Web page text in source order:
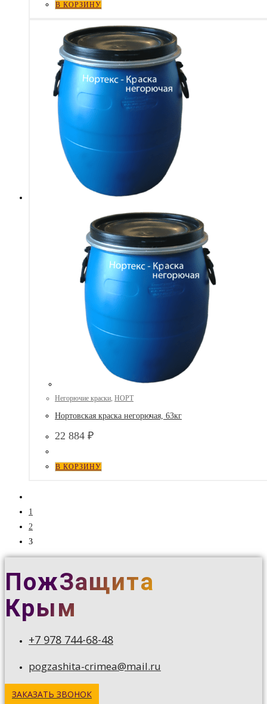
В КОРЗИНУ
Негорючие краски НОРТ
Нортовская краска негорючая, 63кг
22 884 ₽
В КОРЗИНУ
1
2
3
ПожЗащита
Крым
+7 978 744-68-48
pogzashita-crimea@mail.ru
ЗАКАЗАТЬ ЗВОНОК